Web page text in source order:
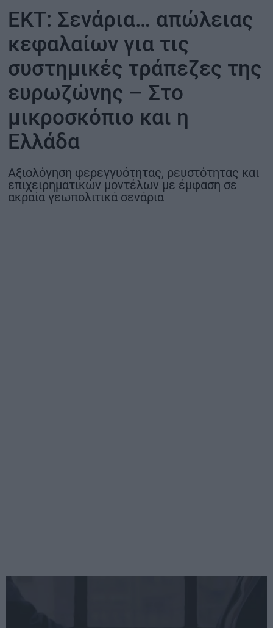
ΟΙΚΟΝΟΜΙΑ - ΕΠΙΧΕΙΡΗΣΕΙΣ
MY PROPERTY
ΚΑΡΑΜΠΟΛΕΣ
ΕΠΙΚΟΙΝΩΝΙΑ
ΤΑΥΤΟΤΗΤΑ
ΕΚΤ: Σενάρια… απώλειας
κεφαλαίων για τις
συστημικές τράπεζες της
ευρωζώνης – Στο
μικροσκόπιο και η
Ελλάδα
Αξιολόγηση φερεγγυότητας, ρευστότητας και
επιχειρηματικών μοντέλων με έμφαση σε
ακραία γεωπολιτικά σενάρια